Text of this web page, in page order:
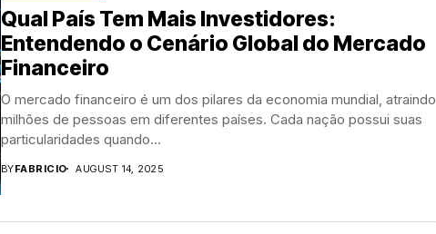
Qual País Tem Mais Investidores:
Entendendo o Cenário Global do Mercado
Financeiro
O mercado financeiro é um dos pilares da economia mundial, atraindo
milhões de pessoas em diferentes países. Cada nação possui suas
particularidades quando...
BYFABRICIO AUGUST 14, 2025